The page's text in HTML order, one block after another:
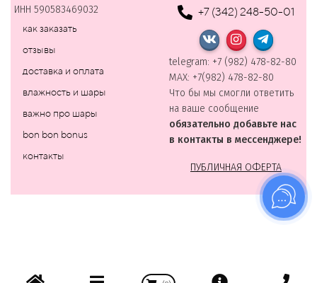
ИНН 590583469032
как заказать
отзывы
доставка и оплата
влажность и шары
важно про шары
bon bon bonus
контакты
+7 (342) 248-50-01
telegram: +7 (982) 478-82-80
MAХ: +7(982) 478-82-80
Что бы мы смогли ответить
на ваше сообщение
обязательно добавьте нас
в контакты в мессенджере!
ПУБЛИЧНАЯ ОФЕРТА